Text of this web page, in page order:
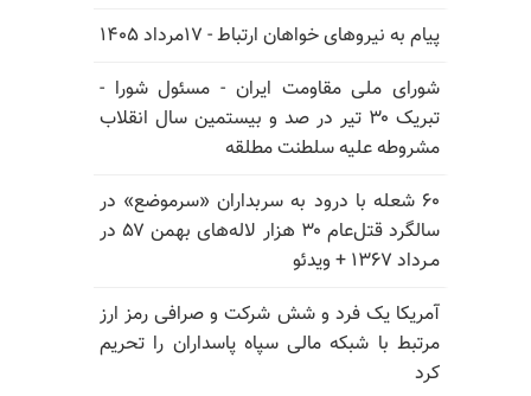
پیام به نیروهای خواهان ارتباط - ۱۷مرداد ۱۴۰۵
شورای ملی مقاومت ایران - مسئول شورا -
تبریک ۳۰ تیر در صد و بیستمین سال انقلاب
مشروطه علیه سلطنت مطلقه
۶۰ شعله با درود به سربداران «سرموضع» در
سالگرد قتل‌عام ۳۰ هزار لاله‌های بهمن ۵۷ در
مـرداد ۱۳۶۷ + ویدئو
آمریکا یک فرد و شش شرکت و صرافی رمز ارز
مرتبط با شبکه مالی سپاه پاسداران را تحریم
کرد